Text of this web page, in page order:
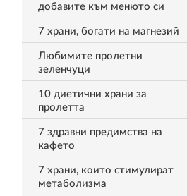
добавите към менюто си
7 храни, богати на магнезий
Любимите пролетни
зеленчуци
10 диетични храни за
пролетта
7 здравни предимства на
кафето
7 храни, които стимулират
метаболизма